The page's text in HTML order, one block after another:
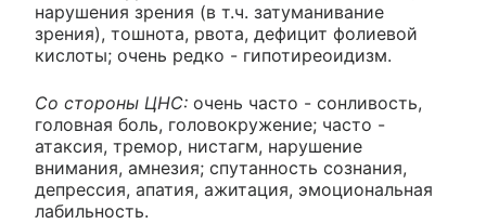
нарушения зрения (в т.ч. затуманивание
зрения), тошнота, рвота, дефицит фолиевой
кислоты; очень редко - гипотиреоидизм.
Со стороны ЦНС: очень часто - сонливость,
головная боль, головокружение; часто -
атаксия, тремор, нистагм, нарушение
внимания, амнезия; спутанность сознания,
депрессия, апатия, ажитация, эмоциональная
лабильность.